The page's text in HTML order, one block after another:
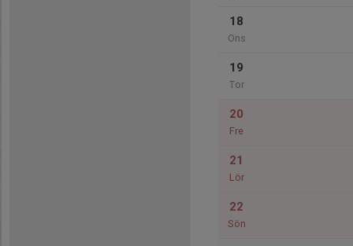
18
Ons
19
Tor
20
Fre
21
Lör
22
Sön